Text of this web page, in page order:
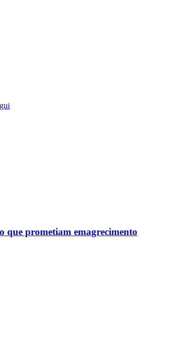
prometiam emagrecimento